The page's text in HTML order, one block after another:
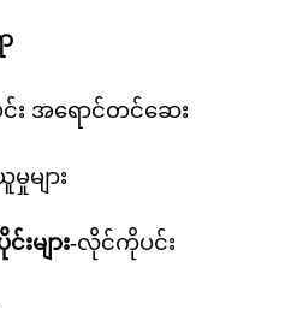
း အရောင်တင်ဆေး
ျား
များ-လိုင်ကိုပင်း